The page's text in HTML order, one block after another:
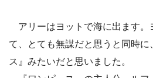
アリーはヨットで海に出ます。
て、とても無謀だと思うと同時
ス』みたいだと思いました。